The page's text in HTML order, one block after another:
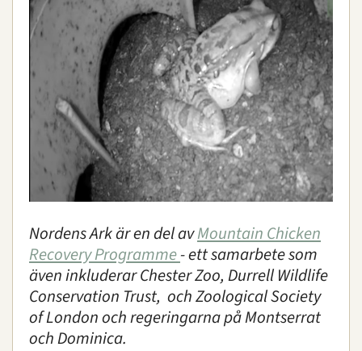
Nordens Ark är en del avMountain Chicken
Recovery Programme- ett samarbete som
även inkluderar Chester Zoo, Durrell Wildlife
Conservation Trust, och Zoological Society
of London och regeringarna på Montserrat
och Dominica.